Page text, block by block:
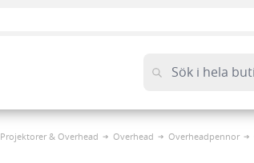
Projektorer & Overhead Overhead Overheadpennor